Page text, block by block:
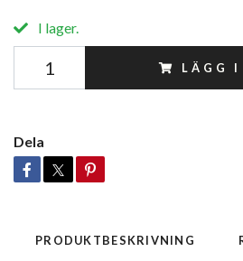
I lager.
LÄGG I
Dela
PRODUKTBESKRIVNING